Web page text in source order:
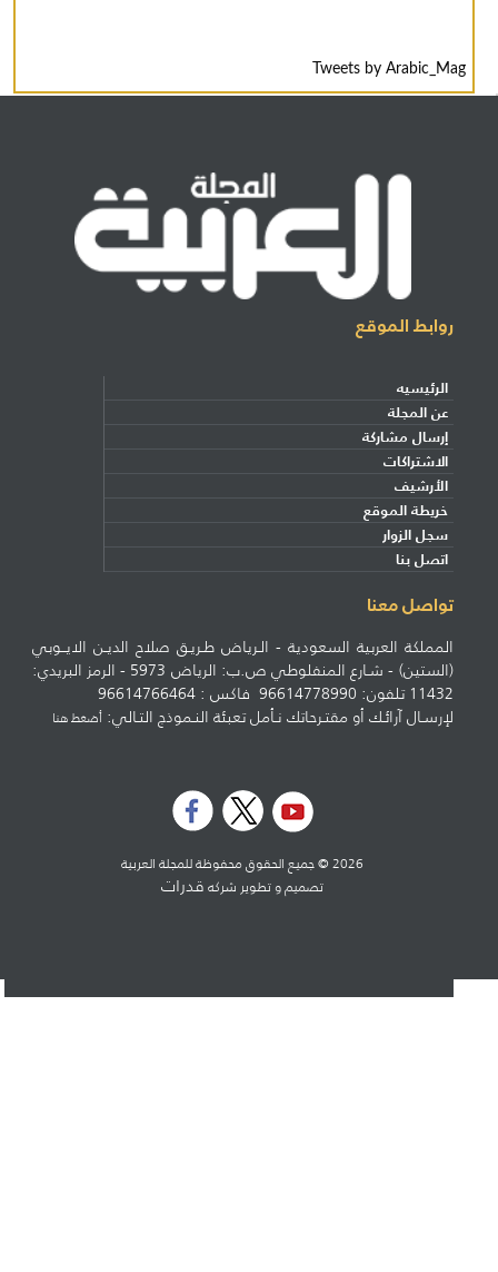
Tweets by Arabic_Mag
روابط الموقع
الرئيسيه
عن المجلة
إرسال مشاركة
الاشتراكات
الأرشيف
خريطة الموقع
سجل الزوار
اتصل بنا
تواصل معنا
المملكة العربية السعودية - الـرياض طـريـق صلاح الديـن الايــوبي
(الستين) - شـارع المنفلوطي ص.ب: الرياض 5973 - الرمز البريدي:
11432 تلفون: 96614778990 فاكس : 96614766464
لإرسـال آرائـك أو مقتـرحاتك نـأمل تعبئة النـموذج التـالي:أضغط هنا
2026 © جميع الحقوق محفوظة للمجلة العربية
تصميم و تطوير شركهقدرات